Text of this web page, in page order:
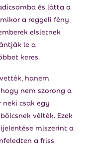
és látta a
a reggeli fény
elsietnek
le a
keres.
hanem
nem szorong a
csak egy
vélték. Ezek
miszerint a
a friss